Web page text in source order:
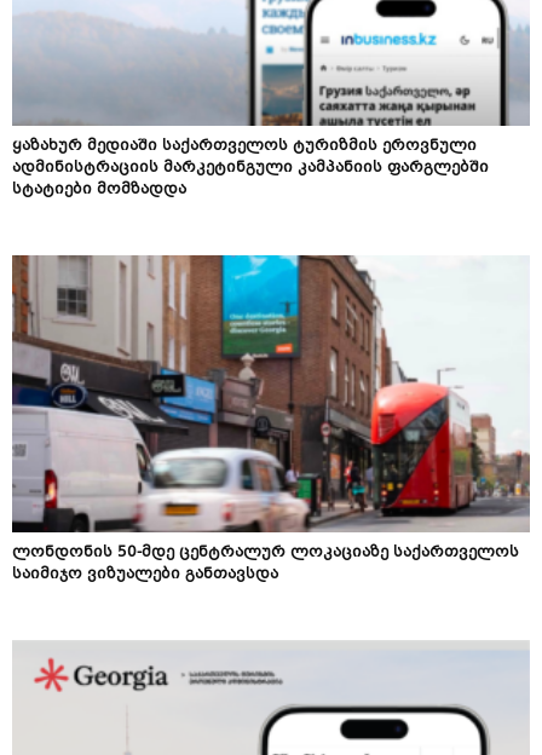
ყაზახურ მედიაში საქართველოს ტურიზმის ეროვნული
ადმინისტრაციის მარკეტინგული კამპანიის ფარგლებში
სტატიები მომზადდა
ლონდონის 50-მდე ცენტრალურ ლოკაციაზე საქართველოს
საიმიჯო ვიზუალები განთავსდა